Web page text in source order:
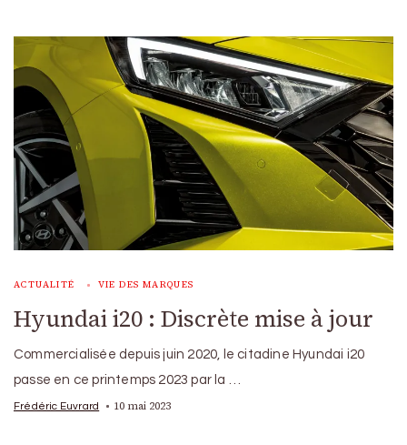
ACTUALITÉ VIE DES MARQUES
Hyundai i20 : Discrète mise à jour
Commercialisée depuis juin 2020, le citadine Hyundai i20
passe en ce printemps 2023 par la …
Frédéric Euvrard 10 mai 2023